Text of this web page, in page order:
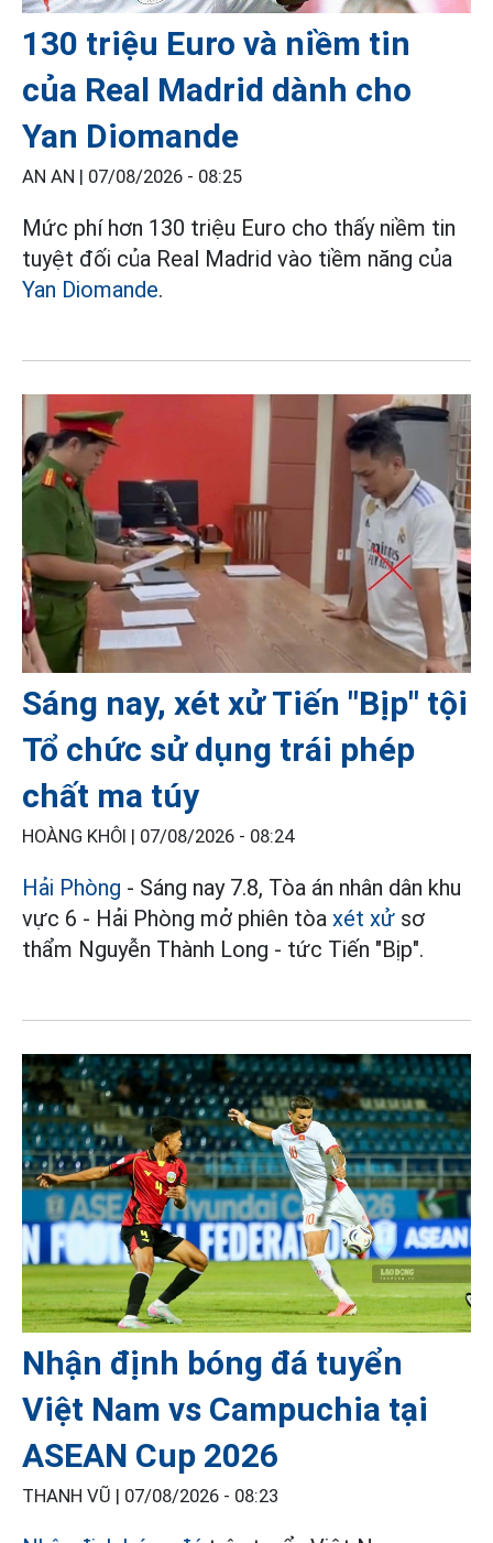
130 triệu Euro và niềm tin
của Real Madrid dành cho
Yan Diomande
AN AN | 07/08/2026 - 08:25
Mức phí hơn 130 triệu Euro cho thấy niềm tin
tuyệt đối của Real Madrid vào tiềm năng của
Yan Diomande.
Sáng nay, xét xử Tiến "Bịp" tội
Tổ chức sử dụng trái phép
chất ma túy
HOÀNG KHÔI | 07/08/2026 - 08:24
Hải Phòng - Sáng nay 7.8, Tòa án nhân dân khu
vực 6 - Hải Phòng mở phiên tòa xét xử sơ
thẩm Nguyễn Thành Long - tức Tiến "Bịp".
Nhận định bóng đá tuyển
Việt Nam vs Campuchia tại
ASEAN Cup 2026
THANH VŨ | 07/08/2026 - 08:23